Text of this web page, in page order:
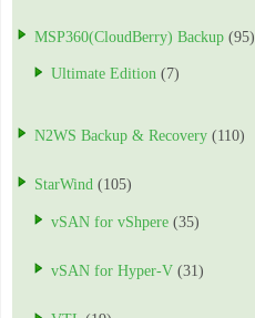
MSP360(CloudBerry) Backup (95)
Ultimate Edition (7)
N2WS Backup & Recovery (110)
StarWind (105)
vSAN for vShpere (35)
vSAN for Hyper-V (31)